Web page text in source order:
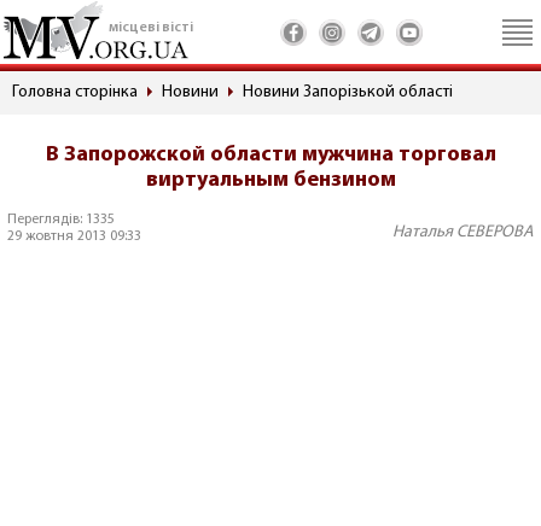
місцеві вісті
Головна сторінка Новини Новини Запорізькой області
В Запорожской области мужчина торговал
виртуальным бензином
Переглядів: 1335
29 жовтня 2013 09:33
Наталья СЕВЕРОВА